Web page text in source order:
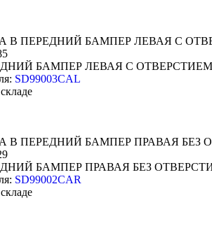
БАМПЕР ЛЕВАЯ С
SD99003CAL
БАМПЕР ПРАВАЯ БЕЗ
SD99002CAR